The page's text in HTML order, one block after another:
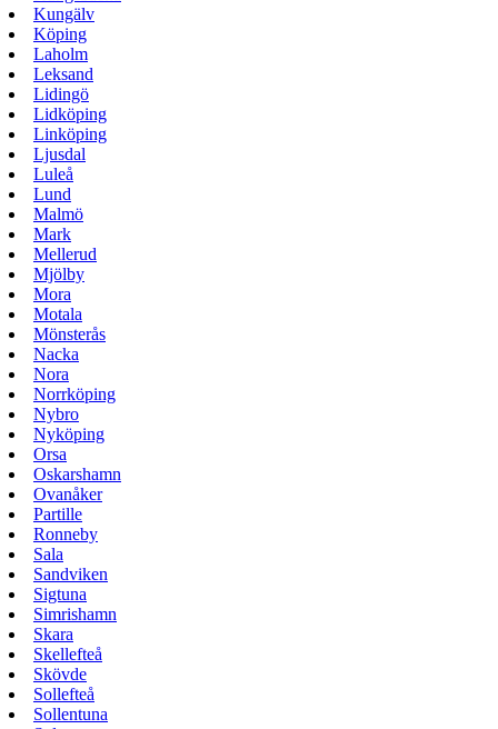
Kungälv
Köping
Laholm
Leksand
Lidingö
Lidköping
Linköping
Ljusdal
Luleå
Lund
Malmö
Mark
Mellerud
Mjölby
Mora
Motala
Mönsterås
Nacka
Nora
Norrköping
Nybro
Nyköping
Orsa
Oskarshamn
Ovanåker
Partille
Ronneby
Sala
Sandviken
Sigtuna
Simrishamn
Skara
Skellefteå
Skövde
Sollefteå
Sollentuna